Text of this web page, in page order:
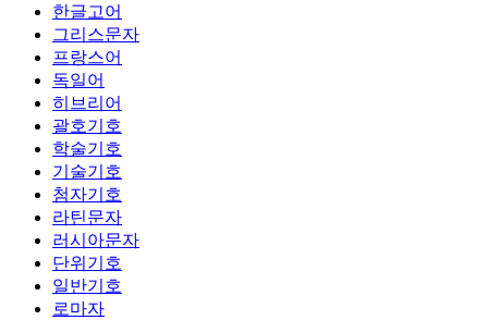
한글고어
그리스문자
프랑스어
독일어
히브리어
괄호기호
학술기호
기술기호
첨자기호
라틴문자
러시아문자
단위기호
일반기호
로마자